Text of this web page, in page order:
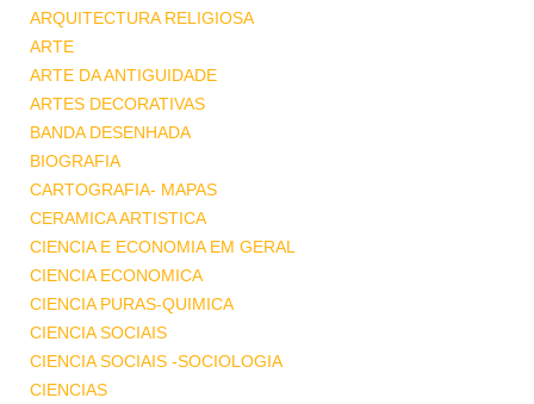
ARQUITECTURA RELIGIOSA
ARTE
ARTE DA ANTIGUIDADE
ARTES DECORATIVAS
BANDA DESENHADA
BIOGRAFIA
CARTOGRAFIA- MAPAS
CERAMICA ARTISTICA
CIENCIA E ECONOMIA EM GERAL
CIENCIA ECONOMICA
CIENCIA PURAS-QUIMICA
CIENCIA SOCIAIS
CIENCIA SOCIAIS -SOCIOLOGIA
CIENCIAS